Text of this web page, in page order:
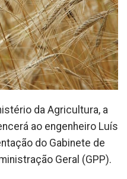
da Agricultura, a
ao engenheiro Luís
do Gabinete de
Geral (GPP).